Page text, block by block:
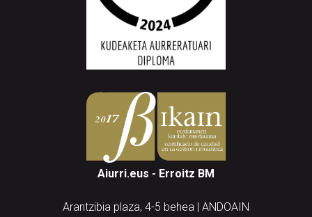
Aiurri.eus - Erroitz BM
Arantzibia plaza, 4-5 behea | ANDOAIN